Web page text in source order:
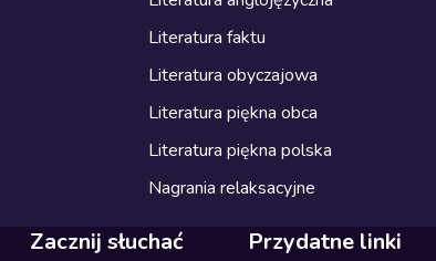
Literatura faktu
Literatura obyczajowa
Literatura piękna obca
Literatura piękna polska
Nagrania relaksacyjne
Zacznij słuchać Przydatne linki